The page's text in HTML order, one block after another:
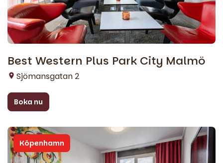
Best Western Plus Park City Malmö
Sjömansgatan 2
Boka nu
Köpenhamn